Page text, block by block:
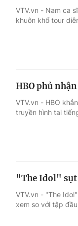
VTV.vn - Nam ca
khuôn khổ tour
HBO phủ
VTV.vn - HBO
truyền hình tai
"The Idol" sụt
VTV.vn - "The
xem so với tập